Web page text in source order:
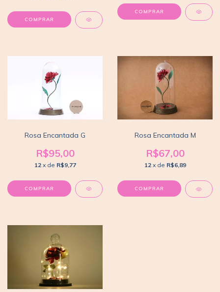
Rosa Encantada G
R$95,00
12 x de R$9,77
Rosa Encantada M
R$67,00
12 x de R$6,89